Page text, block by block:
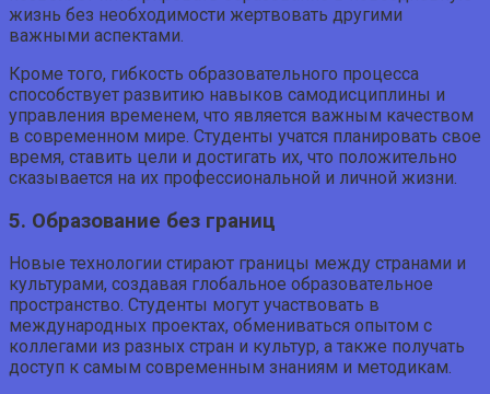
жизнь без необходимости жертвовать другими
важными аспектами.
Кроме того, гибкость образовательного процесса
способствует развитию навыков самодисциплины и
управления временем, что является важным качеством
в современном мире. Студенты учатся планировать свое
время, ставить цели и достигать их, что положительно
сказывается на их профессиональной и личной жизни.
5. Образование без границ
Новые технологии стирают границы между странами и
культурами, создавая глобальное образовательное
пространство. Студенты могут участвовать в
международных проектах, обмениваться опытом с
коллегами из разных стран и культур, а также получать
доступ к самым современным знаниям и методикам.